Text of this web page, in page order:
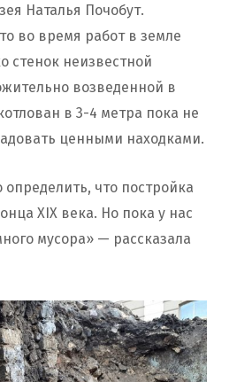
Наталья Почобут.
во время работ в земле
стенок неизвестной
возведенной в
в 3-4 метра пока не
ценными находками.
что постройка
XIX века. Но пока у нас
мусора» — рассказала